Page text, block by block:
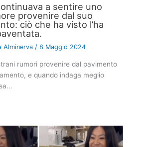
a sentire uno
provenire dal suo
ciò che ha visto l’ha
Alminerva /8 Maggio 2024
rumori provenire dal pavimento
e quando indaga meglio